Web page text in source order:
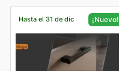
Hasta el 31 de dic ¡Nuevo!